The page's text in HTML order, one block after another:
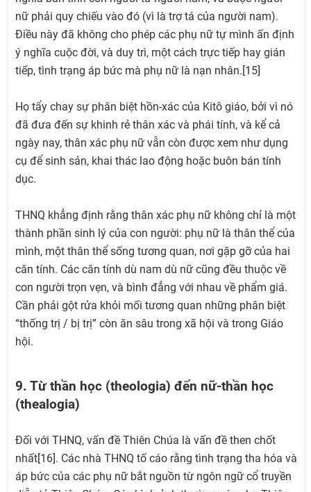
nữ phải quy chiếu vào đó (vì là trợ tá của người nam).
Điều này đã không cho phép các phụ nữ tự mình ấn định
ý nghĩa cuộc đời, và duy trì, một cách trực tiếp hay gián
tiếp, tình trạng áp bức mà phụ nữ là nạn nhân.[15]
Họ tẩy chay sự phân biệt hồn-xác của Kitô giáo, bởi vì nó
đã đưa đến sự khinh rẻ thân xác và phái tính, và kể cả
ngày nay, thân xác phụ nữ vẫn còn được xem như dụng
cụ để sinh sản, khai thác lao động hoặc buôn bán tính
dục.
THNQ khẳng định rằng thân xác phụ nữ không chỉ là một
thành phần sinh lý của con người: phụ nữ là thân thể của
mình, một thân thể sống tương quan, nơi gặp gỡ của hai
căn tính. Các căn tính dù nam dù nữ cũng đều thuộc về
con người trọn vẹn, và bình đẳng với nhau về phẩm giá.
Cần phải gột rửa khỏi mối tương quan những phân biệt
“thống trị / bị trị” còn ăn sâu trong xã hội và trong Giáo
hội.
9. Từ thần học (theologia) đến nữ-thần học
(thealogia)
Đối với THNQ, vấn đề Thiên Chúa là vấn đề then chốt
nhất[16]. Các nhà THNQ tố cáo rằng tình trạng tha hóa và
áp bức của các phụ nữ bắt nguồn từ ngôn ngữ cổ truyền